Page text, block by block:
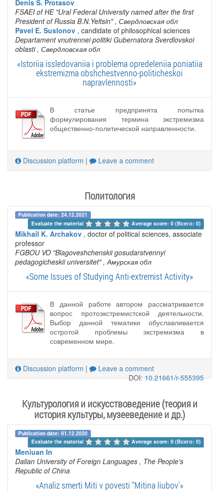
Denis S. Protasov
FSAEI of HE "Ural Federal University named after the first
President of Russia B.N.Yeltsin" , Свердловская обл
Pavel E. Suslonov , candidate of philosophical sciences
Departament vnutrennei politiki Gubernatora Sverdlovskoi
oblasti , Свердловская обл
«Istoriia issledovaniia i problema opredeleniia poniatiia
ekstremizma obshchestvenno-politicheskoi
napravlennosti»
В статье предпринята попытка
формулирования термина экстремизма
общественно-политической направленности.
Discussion platform | Leave a comment
Политология
Publication date: 24.12.2021
Evaluate the material
Average score: 0 (Всего: 0)
Mikhail K. Archakov , doctor of political sciences, associate
professor
FGBOU VO "Blagoveshchenskii gosudarstvennyi
pedagogicheskii universitet" , Амурская обл
«Some Issues of Studying Anti-extremist Activity»
В данной работе автором рассматривается
вопрос протоэкстремистской деятельности.
Выбор данной тематики обуславливается
остротой проблемы экстремизма в
современном мире.
Discussion platform |
Leave a comment
DOI:10.21661/r-555395
Культурология и искусствоведение (теория и
история культуры, музееведение и др.)
Publication date: 01.12.2020
Evaluate the material
Average score: 0 (Всего: 0)
Meniuan In
Dalian University of Foreign Languages , The People's
Republic of China
«Analiz smerti Miti v povesti "Mitina liubov'»